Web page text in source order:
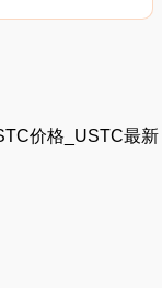
价格_USTC最新